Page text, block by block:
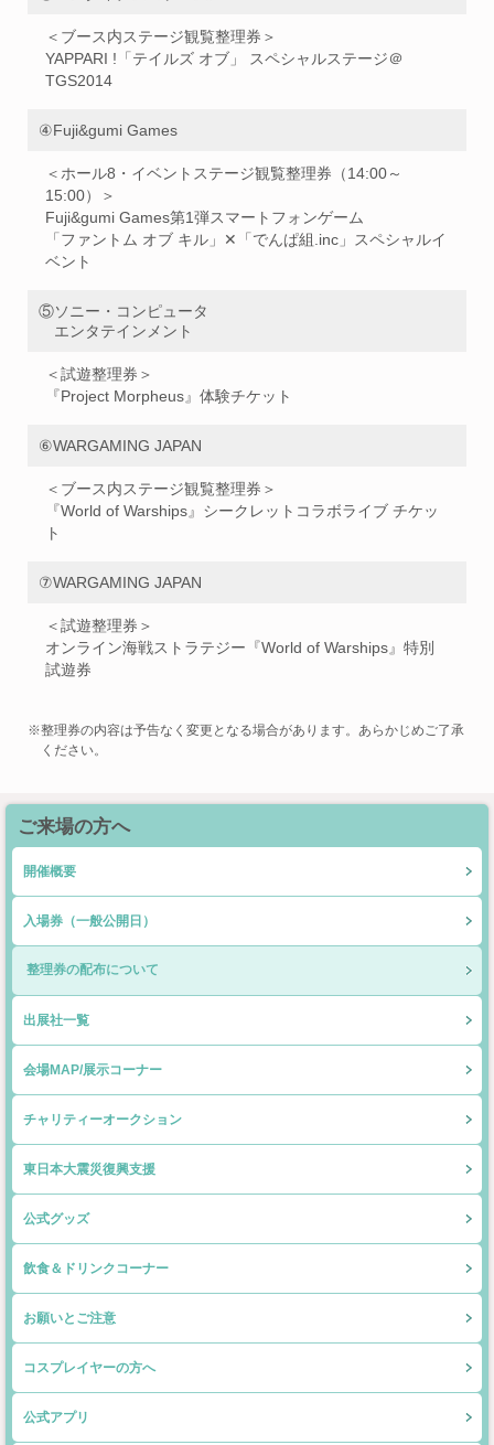
＜ブース内ステージ観覧整理券＞
YAPPARI !「テイルズ オブ」 スペシャルステージ＠
TGS2014
④Fuji&gumi Games
＜ホール8・イベントステージ観覧整理券（14:00～
15:00）＞
Fuji&gumi Games第1弾スマートフォンゲーム
「ファントム オブ キル」✕「でんぱ組.inc」スペシャルイ
ベント
⑤ソニー・コンピュータ
エンタテインメント
＜試遊整理券＞
『Project Morpheus』体験チケット
⑥WARGAMING JAPAN
＜ブース内ステージ観覧整理券＞
『World of Warships』シークレットコラボライブ チケッ
ト
⑦WARGAMING JAPAN
＜試遊整理券＞
オンライン海戦ストラテジー『World of Warships』特別
試遊券
※整理券の内容は予告なく変更となる場合があります。あらかじめご了承
ください。
ご来場の方へ
開催概要
入場券（一般公開日）
整理券の配布について
出展社一覧
会場MAP/展示コーナー
チャリティーオークション
東日本大震災復興支援
公式グッズ
飲食＆ドリンクコーナー
お願いとご注意
コスプレイヤーの方へ
公式アプリ